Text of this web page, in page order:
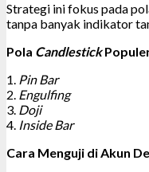
Strategi ini fokus pada
tanpa banyak indikator
Pola Candlestick
1. Pin Bar
2. Engulfing
3. Doji
4. Inside Bar
Cara Menguji di Akun